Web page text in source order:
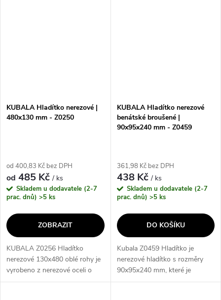
KUBALA Hladítko nerezové |
480x130 mm - Z0250
od 400,83 Kč bez DPH
od 485 Kč/ ks
Skladem u dodavatele (2-7
prac. dnů) >5 ks
ZOBRAZIT
KUBALA Z0256 Hladítko
nerezové 130x480 oblé rohy je
vyrobeno z nerezové oceli o
tloušťce 0,65 mm a má oblou
KUBALA Hladítko nerezové
benátské broušené |
90x95x240 mm - Z0459
361,98 Kč bez DPH
438 Kč/ ks
Skladem u dodavatele (2-7
prac. dnů) >5 ks
DO KOŠÍKU
Kubala Z0459 Hladítko je
nerezové hladítko s rozměry
90x95x240 mm, které je
benátsky broušené. Tento